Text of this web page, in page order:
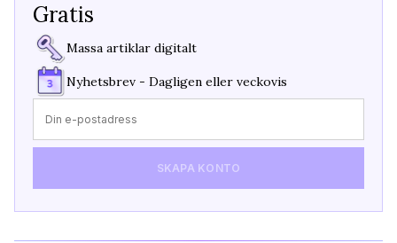
Gratis
Massa artiklar digitalt
Nyhetsbrev - Dagligen eller veckovis
SKAPA KONTO